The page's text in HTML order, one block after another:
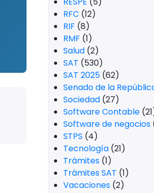
RFC (12)
RIF (8)
RMF (1)
Salud (2)
SAT (530)
SAT 2025 (62)
Senado de la
Sociedad (27)
Software Contable
Software de negocios
STPS (4)
Tecnología (21)
Trámites (1)
Trámites SAT (1)
Vacaciones (2)